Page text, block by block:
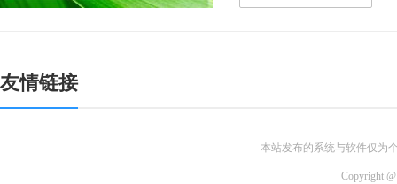
友情链接
本站发布的系统与软件仅为
Copyright